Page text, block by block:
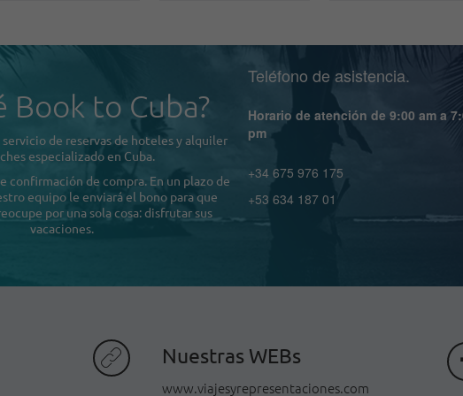
Book to Cuba?
de reservas de hoteles y alquiler
especializado en Cuba.
confirmación de compra. En un plazo de
equipo le enviará el bono para que
por una sola cosa: disfrutar sus
vacaciones.
Teléfono de asistencia.
Horario de atención de 9:00 am a
pm
+34 675 976 175
+53 634 187 01
Nuestras WEBs
www.viajesyrepresentaciones.com